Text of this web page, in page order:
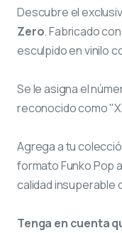
Descubre el
Zero. Fabricado
esculpido en vinilo
Se le asigna el
reconocido como
Agrega a tu
formato Funko Pop
calidad insuperable
Tenga en cuenta